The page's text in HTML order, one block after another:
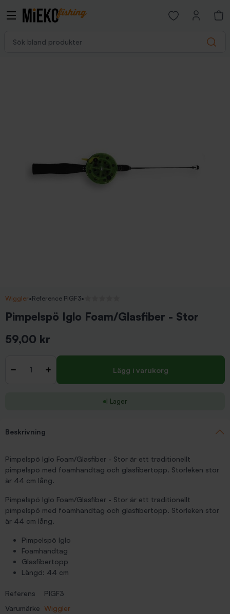
Search
Open favorites
Wiggler•Reference PIGF3•
Pimpelspö Iglo Foam/Glasfiber - Stor
59,00 kr
- + Lägg i varukorg
I Lager
Beskrivning
Pimpelspö Iglo Foam/Glasfiber - Stor är ett traditionellt
pimpelspö med foamhandtag och glasfibertopp. Storleken stor
är 44 cm lång.
Pimpelspö Iglo Foam/Glasfiber - Stor är ett traditionellt
pimpelspö med foamhandtag och glasfibertopp. Storleken stor
är 44 cm lång.
Pimpelspö Iglo
Foamhandtag
Glasfibertopp
Längd: 44 cm
Referens
PIGF3
Varumärke Wiggler